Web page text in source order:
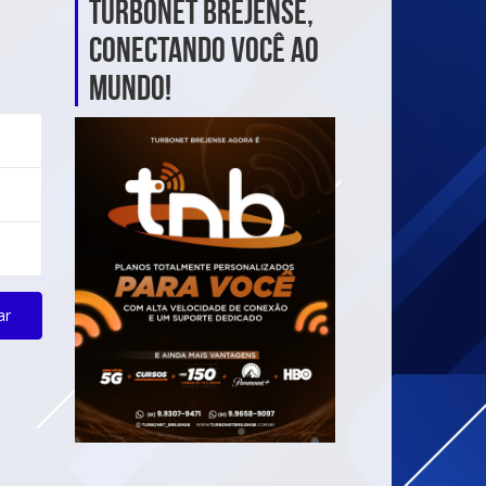
TurboNet Brejense,
Conectando Você ao
Mundo!